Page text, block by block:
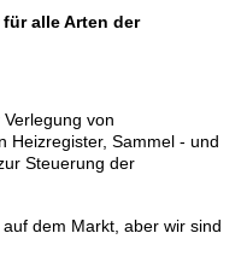
alle Arten der
von
Heizregister, Sammel - und
Steuerung der
dem Markt, aber wir sind